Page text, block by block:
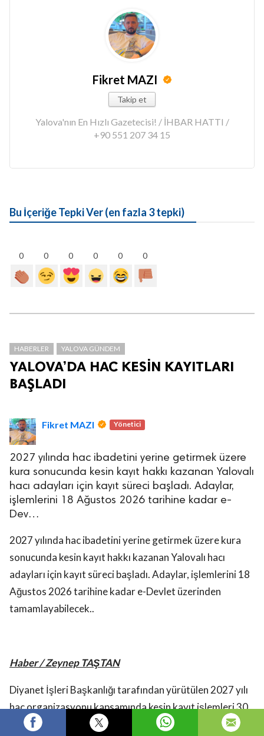
Fikret MAZI
Takip et
Yalova'nın En Hızlı Gazetecisi! / İHBAR HATTI /
+90 551 207 34 15
Bu İçeriğe Tepki Ver (en fazla 3 tepki)
0 0 0 0 0 0
HABERLER YALOVA GÜNDEM
YALOVA’DA HAC KESİN KAYITLARI
BAŞLADI
Fikret MAZI Yönetici
2027 yılında hac ibadetini yerine getirmek üzere
kura sonucunda kesin kayıt hakkı kazanan Yalovalı
hacı adayları için kayıt süreci başladı. Adaylar,
işlemlerini 18 Ağustos 2026 tarihine kadar e-
Dev…
2027 yılında hac ibadetini yerine getirmek üzere kura
sonucunda kesin kayıt hakkı kazanan Yalovalı hacı
adayları için kayıt süreci başladı. Adaylar, işlemlerini 18
Ağustos 2026 tarihine kadar e-Devlet üzerinden
tamamlayabilecek..
Haber / Zeynep TAŞTAN
Diyanet İşleri Başkanlığı tarafından yürütülen 2027 yılı
hac organizasyonu kapsamında kesin kayıt işlemleri 30
Temmuz 2026 itibarıyla başladı. Yalova’dan hac